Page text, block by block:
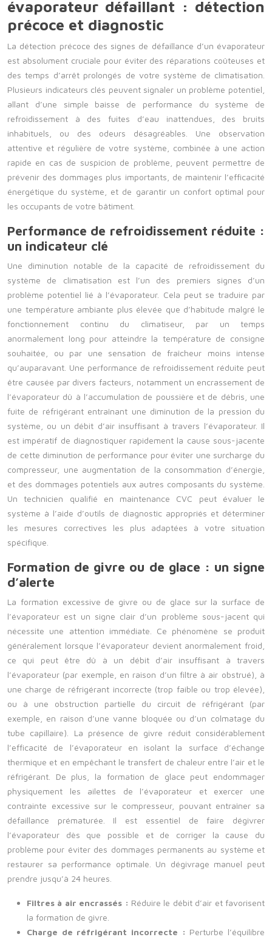
évaporateur défaillant : détection
précoce et diagnostic
La détection précoce des signes de défaillance d’un évaporateur
est absolument cruciale pour éviter des réparations coûteuses et
des temps d’arrêt prolongés de votre système de climatisation.
Plusieurs indicateurs clés peuvent signaler un problème potentiel,
allant d’une simple baisse de performance du système de
refroidissement à des fuites d’eau inattendues, des bruits
inhabituels, ou des odeurs désagréables. Une observation
attentive et régulière de votre système, combinée à une action
rapide en cas de suspicion de problème, peuvent permettre de
prévenir des dommages plus importants, de maintenir l’efficacité
énergétique du système, et de garantir un confort optimal pour
les occupants de votre bâtiment.
Performance de refroidissement réduite :
un indicateur clé
Une diminution notable de la capacité de refroidissement du
système de climatisation est l’un des premiers signes d’un
problème potentiel lié à l’évaporateur. Cela peut se traduire par
une température ambiante plus élevée que d’habitude malgré le
fonctionnement continu du climatiseur, par un temps
anormalement long pour atteindre la température de consigne
souhaitée, ou par une sensation de fraîcheur moins intense
qu’auparavant. Une performance de refroidissement réduite peut
être causée par divers facteurs, notamment un encrassement de
l’évaporateur dû à l’accumulation de poussière et de débris, une
fuite de réfrigérant entraînant une diminution de la pression du
système, ou un débit d’air insuffisant à travers l’évaporateur. Il
est impératif de diagnostiquer rapidement la cause sous-jacente
de cette diminution de performance pour éviter une surcharge du
compresseur, une augmentation de la consommation d’énergie,
et des dommages potentiels aux autres composants du système.
Un technicien qualifié en maintenance CVC peut évaluer le
système à l’aide d’outils de diagnostic appropriés et déterminer
les mesures correctives les plus adaptées à votre situation
spécifique.
Formation de givre ou de glace : un signe
d’alerte
La formation excessive de givre ou de glace sur la surface de
l’évaporateur est un signe clair d’un problème sous-jacent qui
nécessite une attention immédiate. Ce phénomène se produit
généralement lorsque l’évaporateur devient anormalement froid,
ce qui peut être dû à un débit d’air insuffisant à travers
l’évaporateur (par exemple, en raison d’un filtre à air obstrué), à
une charge de réfrigérant incorrecte (trop faible ou trop élevée),
ou à une obstruction partielle du circuit de réfrigérant (par
exemple, en raison d’une vanne bloquée ou d’un colmatage du
tube capillaire). La présence de givre réduit considérablement
l’efficacité de l’évaporateur en isolant la surface d’échange
thermique et en empêchant le transfert de chaleur entre l’air et le
réfrigérant. De plus, la formation de glace peut endommager
physiquement les ailettes de l’évaporateur et exercer une
contrainte excessive sur le compresseur, pouvant entraîner sa
défaillance prématurée. Il est essentiel de faire dégivrer
l’évaporateur dès que possible et de corriger la cause du
problème pour éviter des dommages permanents au système et
restaurer sa performance optimale. Un dégivrage manuel peut
prendre jusqu’à 24 heures.
Filtres à air encrassés : Réduire le débit d’air et favorisent
la formation de givre.
Charge de réfrigérant incorrecte : Perturbe l’équilibre